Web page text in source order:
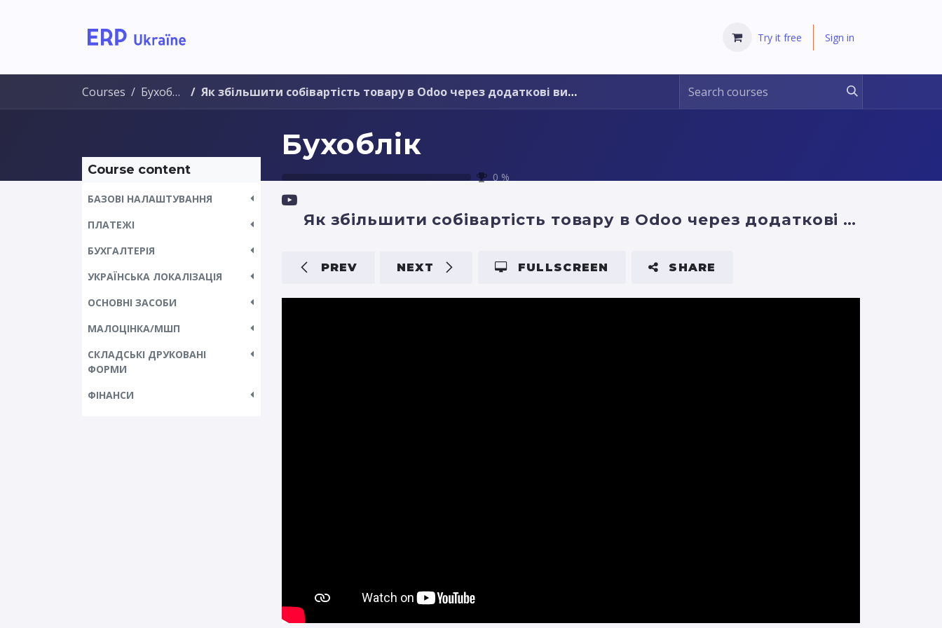
Try it free Sign in
Courses Бухоблік Як збільшити собівартість товару в Odoo через додаткові витрати
Бухоблік
0 %
Course content
БАЗОВІ НАЛАШТУВАННЯ
ПЛАТЕЖІ
БУХГАЛТЕРІЯ
УКРАЇНСЬКА ЛОКАЛІЗАЦІЯ
ОСНОВНІ ЗАСОБИ
МАЛОЦІНКА/МШП
СКЛАДСЬКІ ДРУКОВАНІ
ФОРМИ
ФІНАНСИ
Як збільшити собівартість товару в Odoo через додаткові витрати
PREV NEXT FULLSCREEN SHARE